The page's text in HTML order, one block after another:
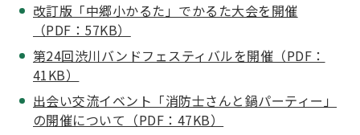
改訂版「中郷小かるた」でかるた大会を開催
（PDF：57KB）
第24回渋川バンドフェスティバルを開催（PDF：
41KB）
出会い交流イベント「消防士さんと鍋パーティー」
の開催について（PDF：47KB）